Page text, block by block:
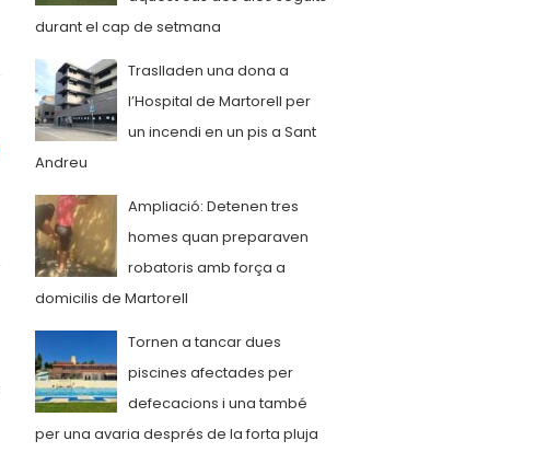
durant el cap de setmana
Traslladen una dona a
l’Hospital de Martorell per
un incendi en un pis a Sant
Andreu
Ampliació: Detenen tres
homes quan preparaven
robatoris amb força a
domicilis de Martorell
Tornen a tancar dues
piscines afectades per
defecacions i una també
per una avaria després de la forta pluja